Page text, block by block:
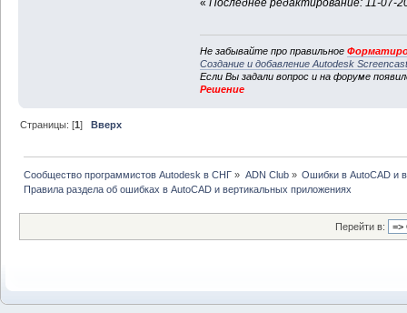
« Последнее редактирование: 11-07-
Не забывайте про правильное
Создание и добавление Autodesk
Если Вы задали вопрос и на форуме
Решение
Страницы: [1]Вверх
Сообщество программистов Autodesk в СНГ » ADN Club» Ошибки в AutoCAD и
Правила раздела об ошибках в AutoCAD и вертикальных приложениях
Перейти в: